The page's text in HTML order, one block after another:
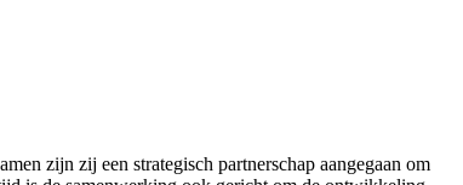
zijn zij een strategisch partnerschap aangegaan om